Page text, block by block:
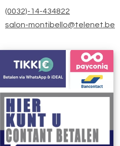
(0032)-14-434822
salon-montibello@telenet.be